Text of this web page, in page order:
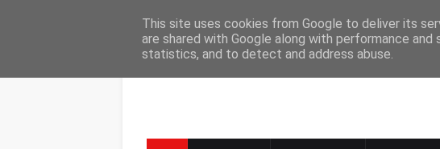
This site uses cookies from Google to deliver its
are shared with Google along with performance
statistics, and to detect and address abuse.